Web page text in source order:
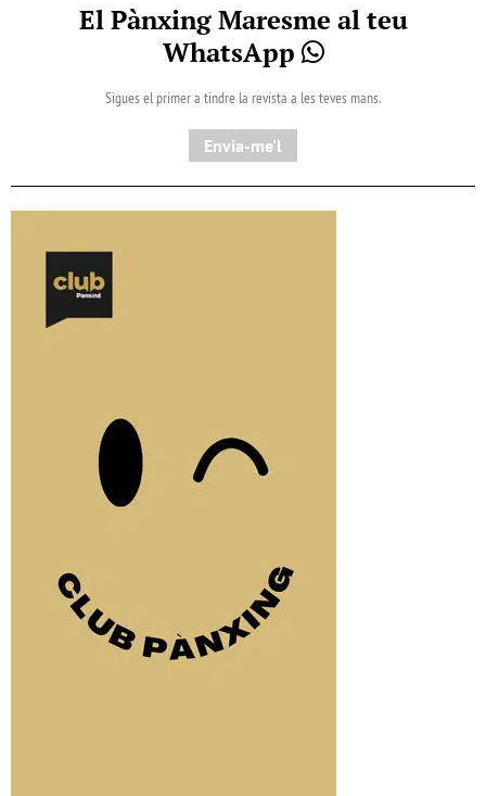
El Pànxing Maresme al teu
WhatsApp
Sigues el primer a tindre la revista a les teves mans.
Envia-me'l